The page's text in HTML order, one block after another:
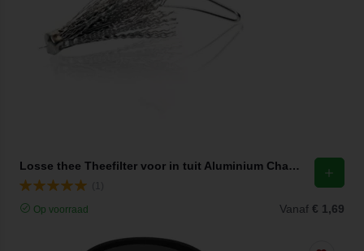
Losse thee Theefilter voor in tuit Aluminium Chacult
Op voorraad Vanaf € 1,69